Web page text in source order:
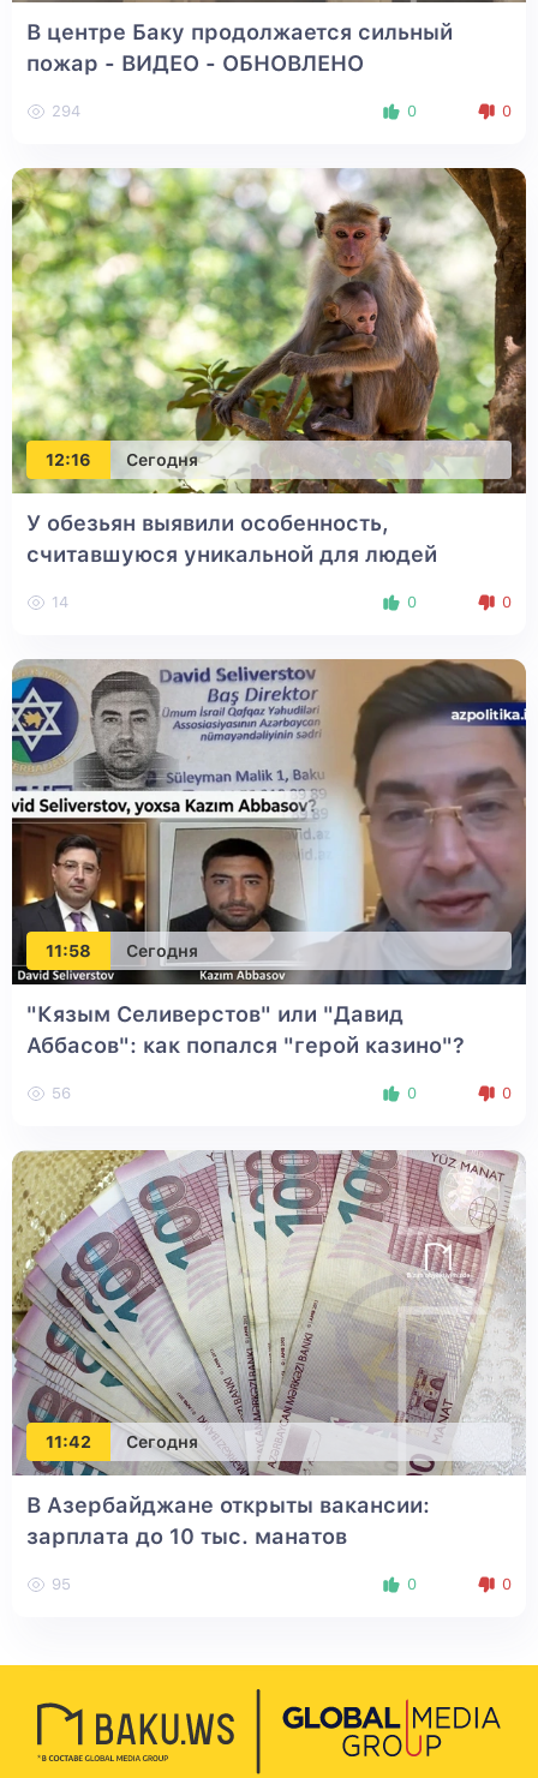
В центре Баку продолжается сильный
пожар - ВИДЕО - ОБНОВЛЕНО
294 0 0
12:16 Сегодня
У обезьян выявили особенность,
считавшуюся уникальной для людей
14 0 0
11:58 Сегодня
"Кязым Селиверстов" или "Давид
Аббасов": как попался "герой казино"?
56 0 0
11:42 Сегодня
В Азербайджане открыты вакансии:
зарплата до 10 тыс. манатов
95 0 0